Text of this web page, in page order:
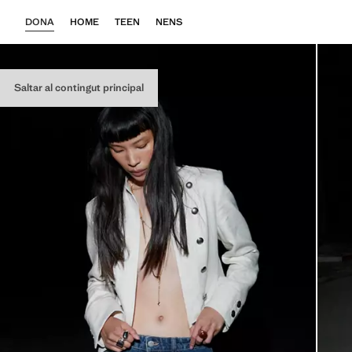
Saltar al contingut principal
DONA HOME TEEN NENS